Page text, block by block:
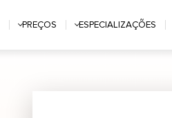
PREÇOS ESPECIALIZAÇÕES